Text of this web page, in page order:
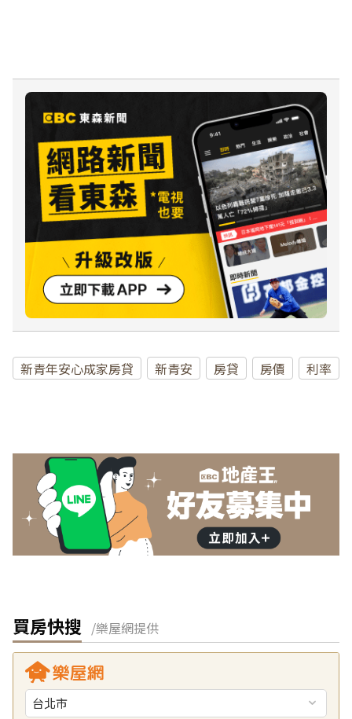
新青年安心成家房貸 新青安 房貸 房價 利率
買房快搜 /樂屋網提供